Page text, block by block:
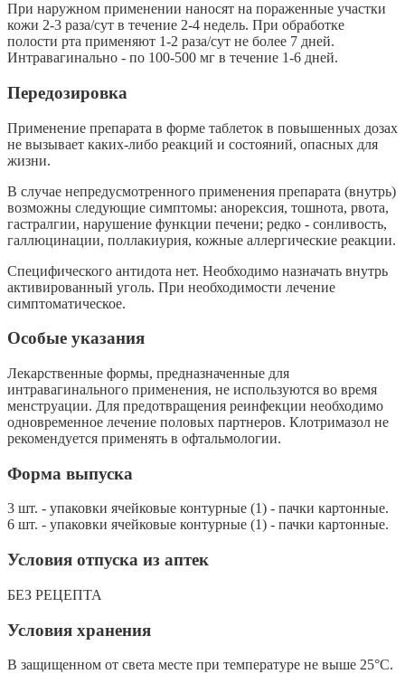
При наружном применении наносят на пораженные участки
кожи 2-3 раза/сут в течение 2-4 недель. При обработке
полости рта применяют 1-2 раза/сут не более 7 дней.
Интравагинально - по 100-500 мг в течение 1-6 дней.
Передозировка
Применение препарата в форме таблеток в повышенных дозах
не вызывает каких-либо реакций и состояний, опасных для
жизни.
В случае непредусмотренного применения препарата (внутрь)
возможны следующие симптомы: анорексия, тошнота, рвота,
гастралгии, нарушение функции печени; редко - сонливость,
галлюцинации, поллакиурия, кожные аллергические реакции.
Специфического антидота нет. Необходимо назначать внутрь
активированный уголь. При необходимости лечение
симптоматическое.
Особые указания
Лекарственные формы, предназначенные для
интравагинального применения, не используются во время
менструации. Для предотвращения реинфекции необходимо
одновременное лечение половых партнеров. Клотримазол не
рекомендуется применять в офтальмологии.
Форма выпуска
3 шт. - упаковки ячейковые контурные (1) - пачки картонные.
6 шт. - упаковки ячейковые контурные (1) - пачки картонные.
Условия отпуска из аптек
БЕЗ РЕЦЕПТА
Условия хранения
В защищенном от света месте при температуре не выше 25°С.